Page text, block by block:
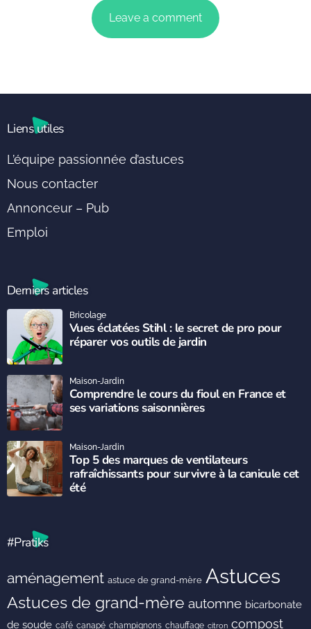
Liens utiles
L’équipe passionnée d’astuces
Nous contacter
Annonceur – Pub
Emploi
Derniers articles
Vues éclatées Stihl : le secret de pro pour
réparer vos outils de jardin
Bricolage
Comprendre le cours du fioul en France et
ses variations saisonnières
Maison-Jardin
Top 5 des marques de ventilateurs
rafraîchissants pour survivre à la canicule cet
été
Maison-Jardin
#Pratiks
aménagement astuce de grand-mère Astuces
Astuces de grand-mère automne bicarbonate
de soude café canapé champignons chauffage citron compost